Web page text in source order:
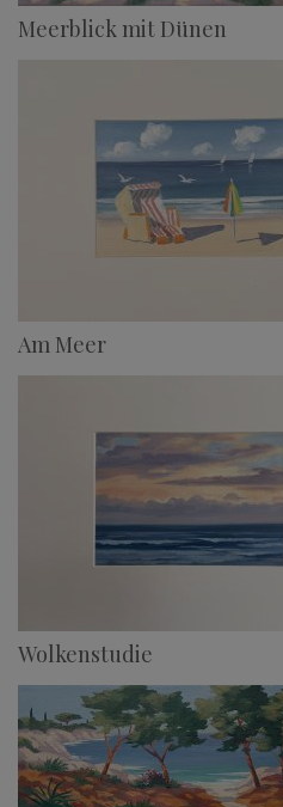
Meerblick mit Dünen
Am Meer
Wolkenstudie